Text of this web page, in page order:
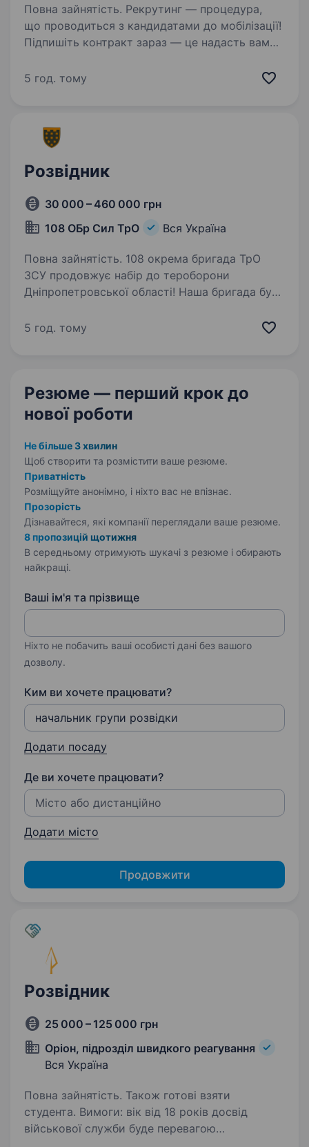
Повна зайнятість. Рекрутинг — процедура,
що проводиться з кандидатами до мобілізації!
Підпишіть контракт зараз — це надасть вам
всі соціальні гарантії вчасно. Основна
5 год. тому
Розвідник
30 000 – 460 000 грн
108 ОБр Сил ТрО
Вся Україна
Повна зайнятість. 108 окрема бригада ТрО
ЗСУ продовжує набір до тероборони
Дніпропетровської області! Наша бригада була
достойне місце в системі територіальної
5 год. тому
Резюме — перший крок до
нової роботи
Не більше 3 хвилин
Щоб створити та розмістити ваше резюме.
Приватність
Розміщуйте анонімно, і ніхто вас не впізнає.
Прозорість
Дізнавайтеся, які компанії переглядали ваше резюме.
8 пропозицій щотижня
В середньому отримують шукачі з резюме і обирають
найкращі.
Ваші ім'я та прізвище
Ніхто не побачить ваші особисті дані без вашого
дозволу.
Ким ви хочете працювати?
Додати посаду
Де ви хочете працювати?
Додати місто
Продовжити
Розвідник
25 000 – 125 000 грн
Оріон, підрозділ швидкого реагування
Вся Україна
Повна зайнятість. Також готові взяти
студента. Вимоги: вік від 18 років досвід
військової служби буде перевагою